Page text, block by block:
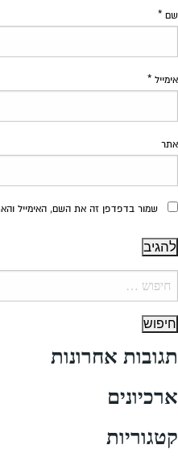
שם *
אימייל *
אתר
שמור בדפדפן זה את השם, האימייל
תגובות אחרונות
ארכיונים
קטגוריות